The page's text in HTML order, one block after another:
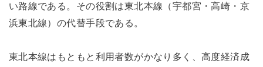
い路線である。その役割は東北本線（宇都宮・高崎・京
浜東北線）の代替手段である。
東北本線はもともと利用者数がかなり多く、高度経済成